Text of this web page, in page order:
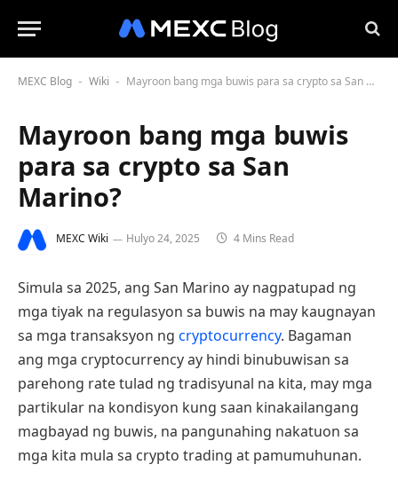
MEXC Blog - Wiki - Mayroon bang mga buwis para sa crypto sa San Marino?
Mayroon bang mga buwis
para sa crypto sa San
Marino?
MEXC Wiki Hulyo 24, 2025 4 Mins Read
Simula sa 2025, ang San Marino ay nagpatupad ng
mga tiyak na regulasyon sa buwis na may kaugnayan
sa mga transaksyon ng cryptocurrency. Bagaman
ang mga cryptocurrency ay hindi binubuwisan sa
parehong rate tulad ng tradisyunal na kita, may mga
partikular na kondisyon kung saan kinakailangang
magbayad ng buwis, na pangunahing nakatuon sa
mga kita mula sa crypto trading at pamumuhunan.